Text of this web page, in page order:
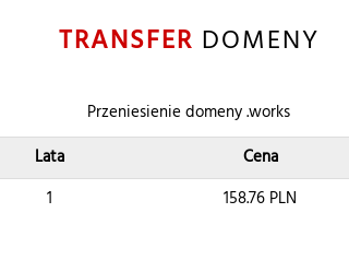
TRANSFER DOMENY
Przeniesienie domeny .works
Lata
Cena
1
158.76 PLN